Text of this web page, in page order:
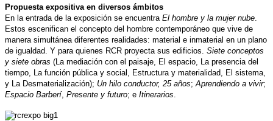
Propuesta expositiva en diversos ámbitos
En la entrada de la exposición se encuentra El hombre y la mujer nube
Estos escenifican el concepto del hombre contemporáneo que vive de
manera simultánea diferentes realidades: material e inmaterial en un plano
de igualdad. Y para quienes RCR proyecta sus edificios. Siete conceptos
y siete obras (La mediación con el paisaje, El espacio, La presencia del
tiempo, La función pública y social, Estructura y materialidad, El sistema,
y ​​La Desmaterialización); Un hilo conductor, 25 años; Aprendiendo a vivir;
Espacio Barberí, Presente y futuro; e Itinerarios